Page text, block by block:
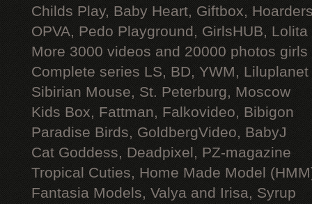
Childs Play, Baby Heart, Giftbox,
OPVA, Pedo Playground, GirlsHUB, Lolita
More 3000 videos and 20000 photos
Complete series LS, BD, YWM, Liluplanet
Sibirian Mouse, St. Peterburg, Moscow
Kids Box, Fattman, Falkovideo, Bibigon
Paradise Birds, GoldbergVideo, BabyJ
Cat Goddess, Deadpixel, PZ-magazine
Tropical Cuties, Home Made Model
Fantasia Models, Valya and Irisa, Syrup